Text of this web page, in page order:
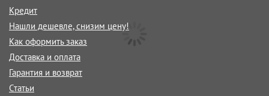
Кредит
Нашли дешевле, снизим цену!
Как оформить заказ
Доставка и оплата
Гарантия и возврат
Статьи